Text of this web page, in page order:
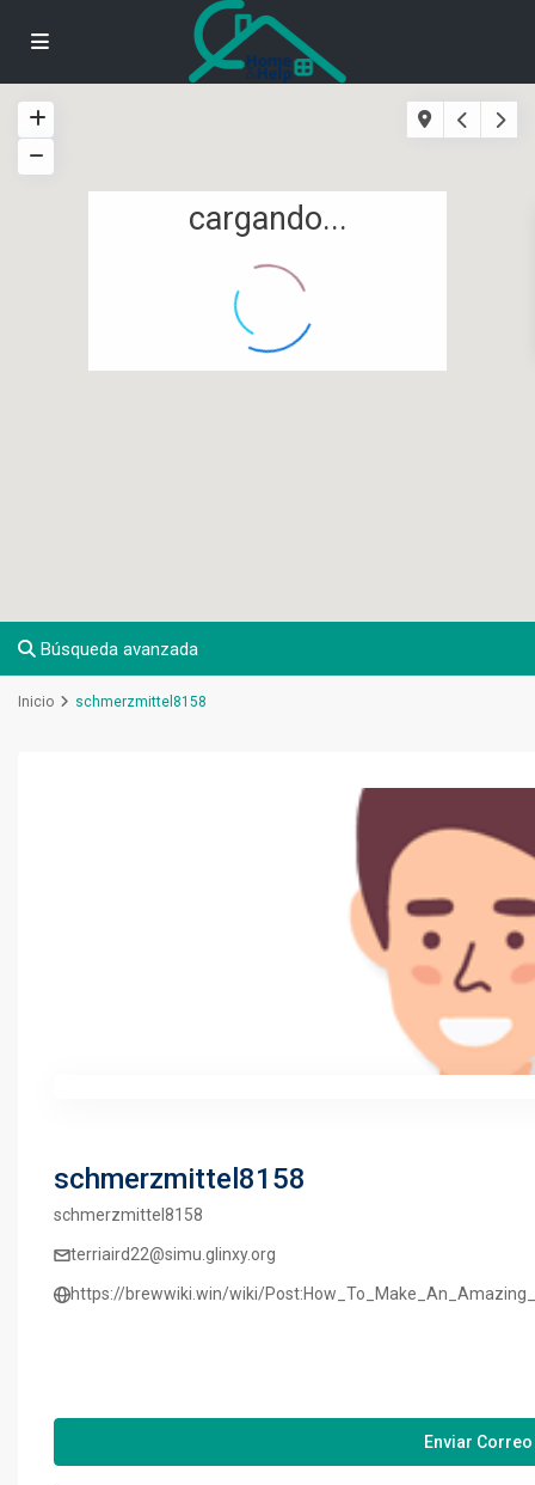
cargando...
Búsqueda avanzada
Inicio schmerzmittel8158
schmerzmittel8158
schmerzmittel8158
terriaird22@simu.glinxy.org
https://brewwiki.win/wiki/
Enviar Correo